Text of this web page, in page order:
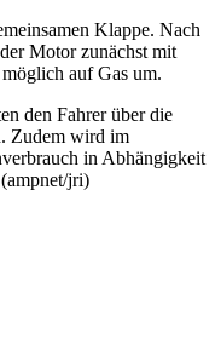
Klappe. Nach
Motor zunächst mit
auf Gas um.
den Fahrer über die
Zudem wird im
in Abhängigkeit
jri)